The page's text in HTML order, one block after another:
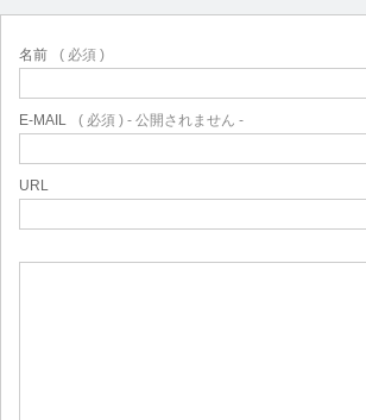
名前 ( 必須 )
E-MAIL ( 必須 ) - 公開されません -
URL